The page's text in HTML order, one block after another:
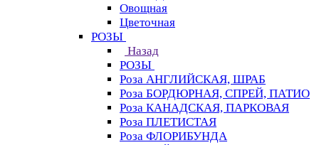
Овощная
Цветочная
РОЗЫ
Назад
РОЗЫ
Роза АНГЛИЙСКАЯ, ШРАБ
Роза БОРДЮРНАЯ, СПРЕЙ, ПАТИО
Роза КАНАДСКАЯ, ПАРКОВАЯ
Роза ПЛЕТИСТАЯ
Роза ФЛОРИБУНДА